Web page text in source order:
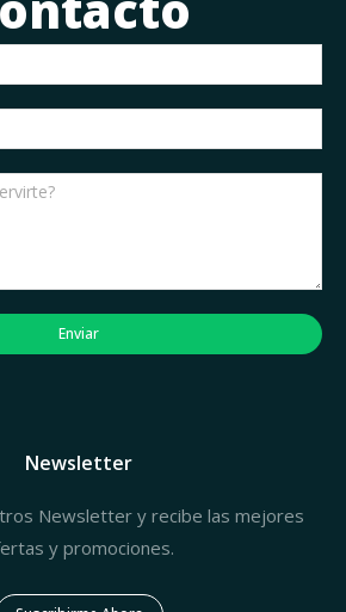
Enviar
Newsletter
Newsletter y recibe las mejores
y promociones.